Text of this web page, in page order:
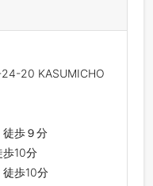
20 KASUMICHO
徒歩９分
歩10分
歩10分